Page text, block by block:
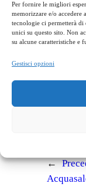
Per fornire le migliori
memorizzare e/o
tecnologie ci permetterà
unici su questo sito. Non
su alcune caratteristiche e
Gestisci opzioni
solo
Cucina
←